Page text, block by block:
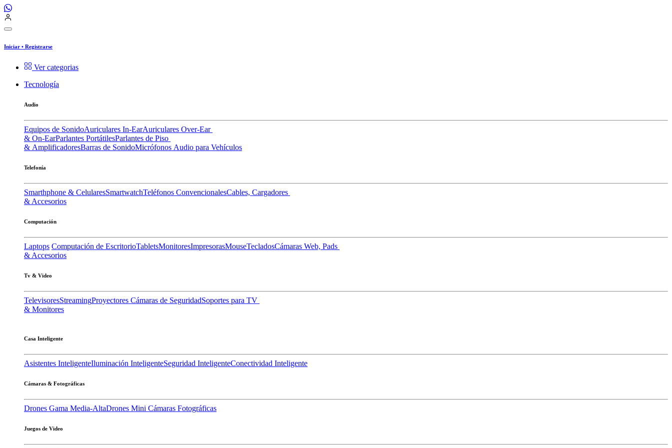
Iniciar • Registrarse
Ver categorias
Tecnología
Audio
Equipos de SonidoAuriculares In-EarAuriculares Over-Ear
& On-EarParlantes PortátilesParlantes de Piso
& AmplificadoresBarras de SonidoMicrófonos Audio para Vehículos
Telefonía
Smarthphone & CelularesSmartwatchTeléfonos ConvencionalesCables, Cargadores
& Accesorios
Computación
Laptops Computación de EscritorioTabletsMonitoresImpresorasMouseTecladosCámaras Web, Pads
& Accesorios
Tv & Video
TelevisoresStreamingProyectores Cámaras de SeguridadSoportes para TV
& Monitores
Casa Inteligente
Asistentes InteligenteIluminación InteligenteSeguridad InteligenteConectividad Inteligente
Cámaras & Fotográficas
Drones Gama Media-AltaDrones Mini Cámaras Fotográficas
Juegos de Video